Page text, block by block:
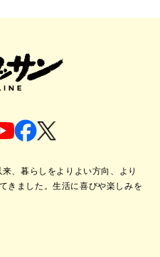
、暮らしをよりよい方向、より
きました。生活に喜びや楽しみを